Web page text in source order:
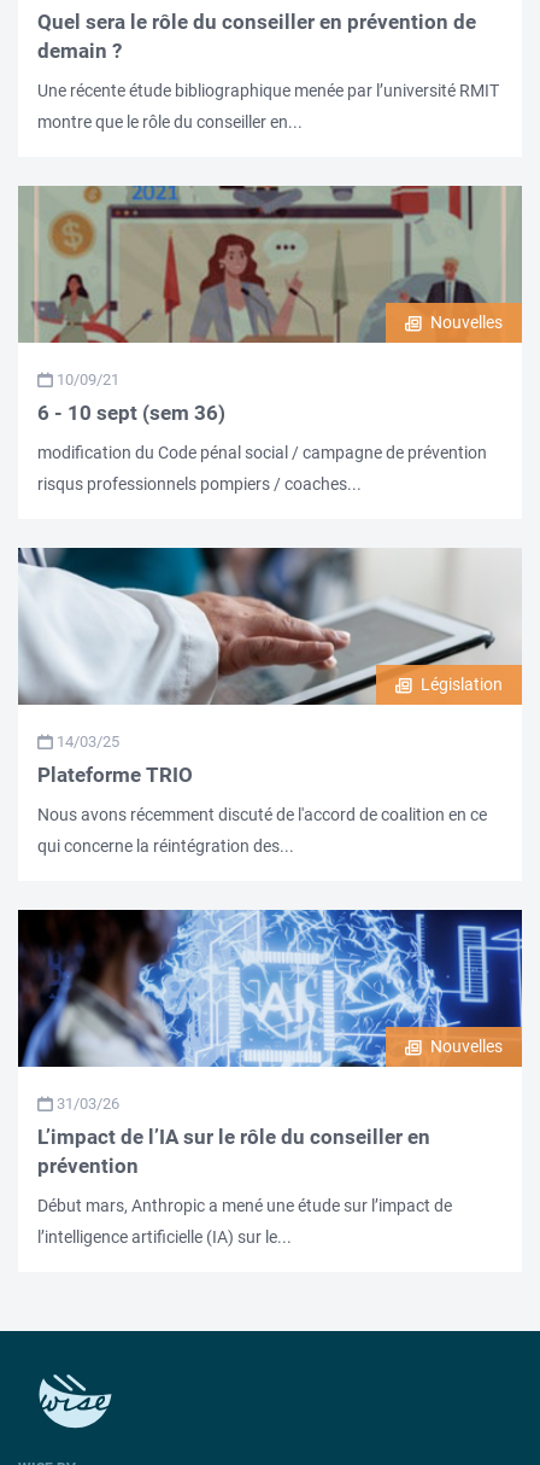
Quel sera le rôle du conseiller en prévention de
demain ?
Une récente étude bibliographique menée par l’université RMIT
montre que le rôle du conseiller en...
Nouvelles
10/09/21
6 - 10 sept (sem 36)
modification du Code pénal social / campagne de prévention
risqus professionnels pompiers / coaches...
Législation
14/03/25
Plateforme TRIO
Nous avons récemment discuté de l'accord de coalition en ce
qui concerne la réintégration des...
Nouvelles
31/03/26
L’impact de l’IA sur le rôle du conseiller en
prévention
Début mars, Anthropic a mené une étude sur l’impact de
l’intelligence artificielle (IA) sur le...